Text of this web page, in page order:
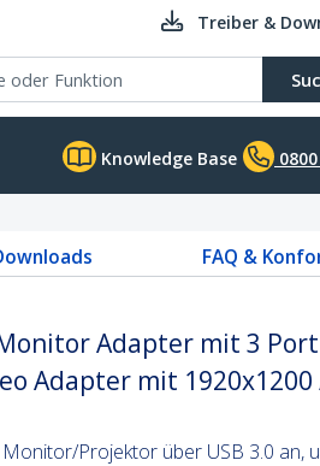
Treiber &
Knowledge Base
FAQ &
Adapter mit 3 Port
Adapter mit 1920x1200
Projektor über USB 3.0 an,